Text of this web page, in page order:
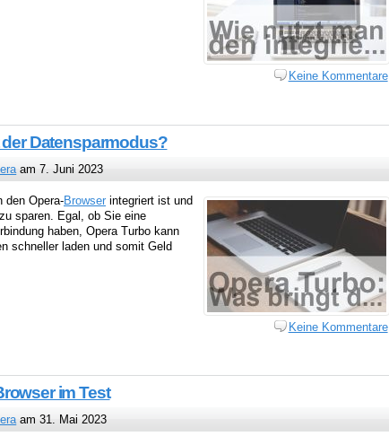
Keine Kommentare
Datensparmodus?
am 7. Juni 2023
den Opera-Browser integriert ist und
sparen. Egal, ob Sie eine
haben, Opera Turbo kann
schneller laden und somit Geld
Keine Kommentare
im Test
am 31. Mai 2023